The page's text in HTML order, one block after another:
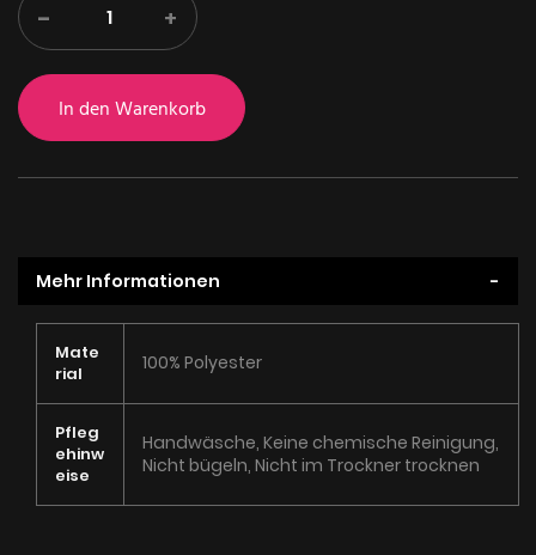
- +
In den Warenkorb
Mehr Informationen
Informationen
Mate
rial
100% Polyester
Pfleg
ehinw
eise
Handwäsche, Keine chemische Reinigung,
Nicht bügeln, Nicht im Trockner trocknen